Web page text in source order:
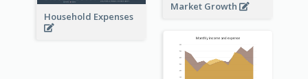
Market Growth
Household Expenses